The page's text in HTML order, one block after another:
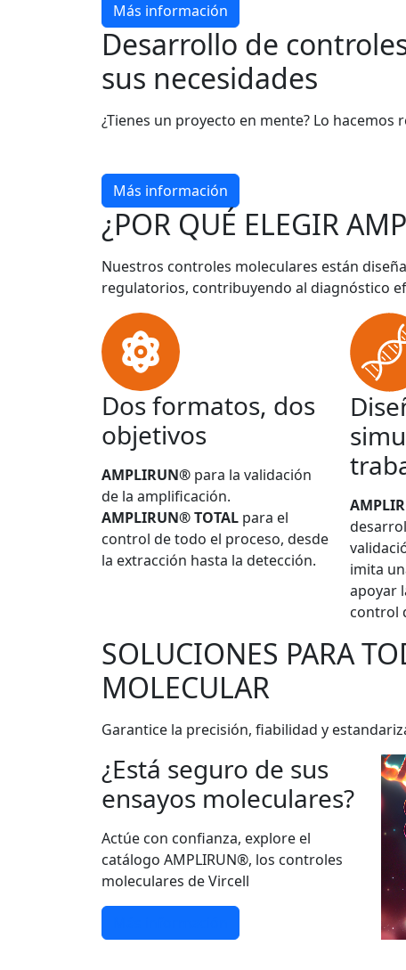
Más información
Desarrollo de
sus necesidades
¿Tienes un proyecto en mente? Lo hacemos
Más información
¿POR QUÉ ELEGIR
Nuestros controles moleculares están
regulatorios, contribuyendo al diagnóstico
Dos formatos, dos
objetivos
AMPLIRUN® para la validación
de la amplificación.
AMPLIRUN® TOTAL para el
control de todo el proceso, desde
la extracción hasta la detección.
imita
apoyar
control
SOLUCIONES PARA
MOLECULAR
Garantice la precisión, fiabilidad y
¿Está seguro de sus
ensayos moleculares?
Actúe con confianza, explore el
catálogo AMPLIRUN®, los controles
moleculares de Vircell